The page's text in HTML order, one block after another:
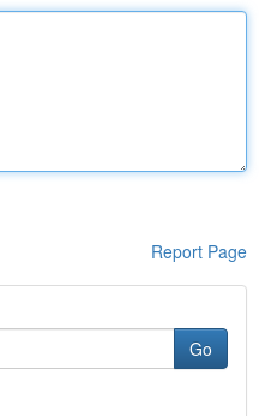
Report Page
Go